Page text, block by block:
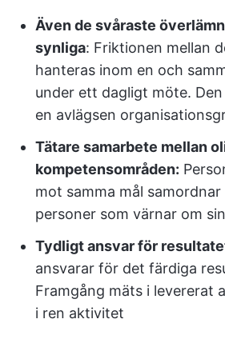
Även de svåraste
synliga: Friktionen mellan
hanteras inom en och
under ett dagligt möte.
en avlägsen
Tätare samarbete mellan
kompetensområden:
mot samma mål
personer som värnar om
Tydligt ansvar för
ansvarar för det färdiga
Framgång mäts i levererat
i ren aktivitet